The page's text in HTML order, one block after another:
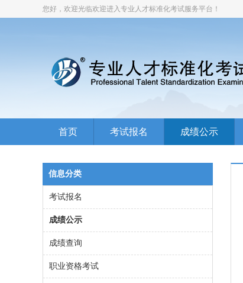
您好，欢迎光临欢迎进入专业人才标准化考试服务平台！
首页 考试报名 成绩公示
信息分类
考试报名
成绩公示
成绩查询
职业资格考试